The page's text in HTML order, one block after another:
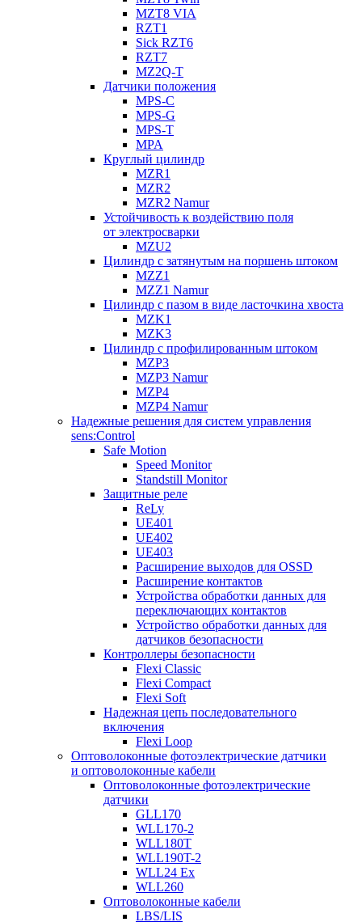
MZT8 VIA
RZT1
Sick RZT6
RZT7
MZ2Q-T
Датчики положения
MPS-C
MPS-G
MPS-T
MPA
Круглый цилиндр
MZR1
MZR2
MZR2 Namur
Устойчивость к воздействию поля
от электросварки
MZU2
Цилиндр с затянутым на поршень штоком
MZZ1
MZZ1 Namur
Цилиндр с пазом в виде ласточкина хвоста
MZK1
MZK3
Цилиндр с профилированным штоком
MZP3
MZP3 Namur
MZP4
MZP4 Namur
Надежные решения для систем управления
sens:Control
Safe Motion
Speed Monitor
Standstill Monitor
Защитные реле
ReLy
UE401
UE402
UE403
Расширение выходов для OSSD
Расширение контактов
Устройства обработки данных для
переключающих контактов
Устройство обработки данных для
датчиков безопасности
Контроллеры безопасности
Flexi Classic
Flexi Compact
Flexi Soft
Надежная цепь последовательного
включения
Flexi Loop
Оптоволоконные фотоэлектрические датчики
и оптоволоконные кабели
Оптоволоконные фотоэлектрические
датчики
GLL170
WLL170-2
WLL180T
WLL190T-2
WLL24 Ex
WLL260
Оптоволоконные кабели
LBS/LIS